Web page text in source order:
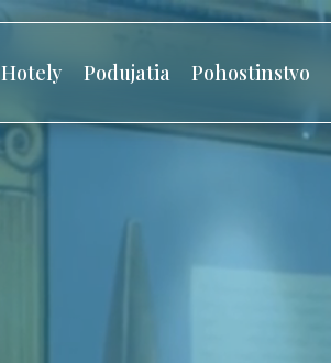
Hotely Podujatia Pohostinstvo